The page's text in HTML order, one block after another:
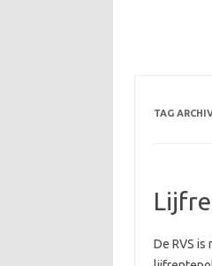
TAG
De RVS